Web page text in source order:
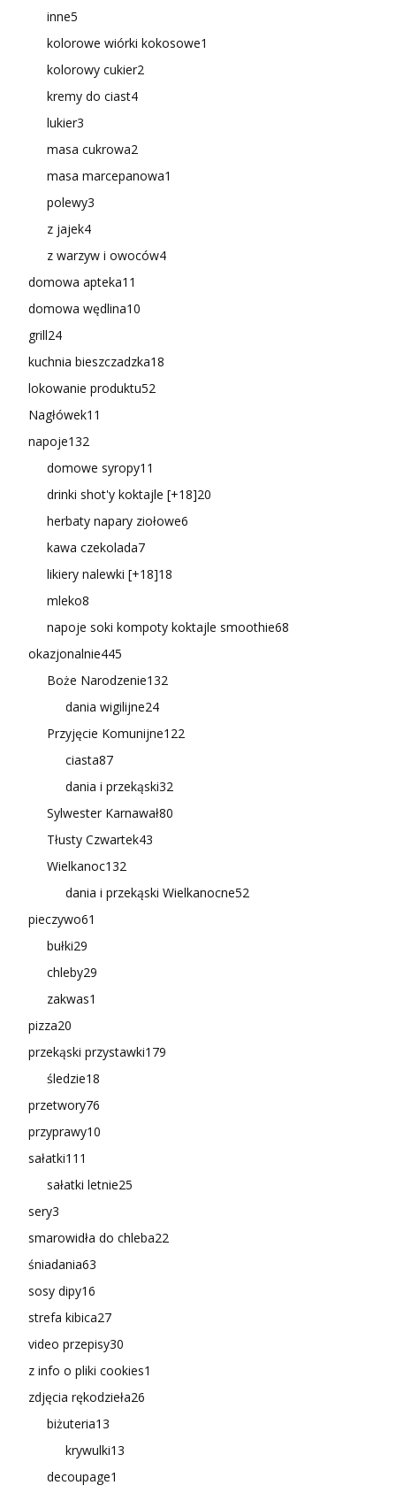
inne5
kolorowe wiórki kokosowe1
kolorowy cukier2
kremy do ciast4
lukier3
masa cukrowa2
masa marcepanowa1
polewy3
z jajek4
z warzyw i owoców4
domowa apteka11
domowa wędlina10
grill24
kuchnia bieszczadzka18
lokowanie produktu52
Nagłówek11
napoje132
domowe syropy11
drinki shot'y koktajle [+18]20
herbaty napary ziołowe6
kawa czekolada7
likiery nalewki [+18]18
mleko8
napoje soki kompoty koktajle smoothie68
okazjonalnie445
Boże Narodzenie132
dania wigilijne24
Przyjęcie Komunijne122
ciasta87
dania i przekąski32
Sylwester Karnawał80
Tłusty Czwartek43
Wielkanoc132
dania i przekąski Wielkanocne52
pieczywo61
bułki29
chleby29
zakwas1
pizza20
przekąski przystawki179
śledzie18
przetwory76
przyprawy10
sałatki111
sałatki letnie25
sery3
smarowidła do chleba22
śniadania63
sosy dipy16
strefa kibica27
video przepisy30
z info o pliki cookies1
zdjęcia rękodzieła26
biżuteria13
krywulki13
decoupage1